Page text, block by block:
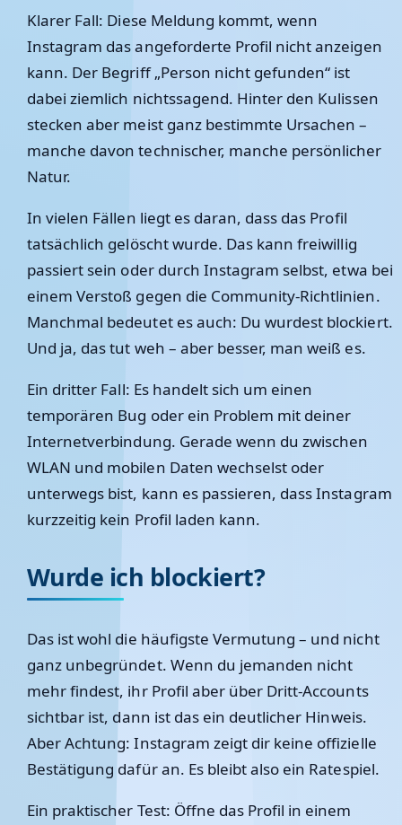
Klarer Fall: Diese Meldung kommt, wenn
Instagram das angeforderte Profil nicht anzeigen
kann. Der Begriff „Person nicht gefunden“ ist
dabei ziemlich nichtssagend. Hinter den Kulissen
stecken aber meist ganz bestimmte Ursachen –
manche davon technischer, manche persönlicher
Natur.
In vielen Fällen liegt es daran, dass das Profil
tatsächlich gelöscht wurde. Das kann freiwillig
passiert sein oder durch Instagram selbst, etwa bei
einem Verstoß gegen die Community-Richtlinien.
Manchmal bedeutet es auch: Du wurdest blockiert.
Und ja, das tut weh – aber besser, man weiß es.
Ein dritter Fall: Es handelt sich um einen
temporären Bug oder ein Problem mit deiner
Internetverbindung. Gerade wenn du zwischen
WLAN und mobilen Daten wechselst oder
unterwegs bist, kann es passieren, dass Instagram
kurzzeitig kein Profil laden kann.
Wurde ich blockiert?
Das ist wohl die häufigste Vermutung – und nicht
ganz unbegründet. Wenn du jemanden nicht
mehr findest, ihr Profil aber über Dritt-Accounts
sichtbar ist, dann ist das ein deutlicher Hinweis.
Aber Achtung: Instagram zeigt dir keine offizielle
Bestätigung dafür an. Es bleibt also ein Ratespiel.
Ein praktischer Test: Öffne das Profil in einem